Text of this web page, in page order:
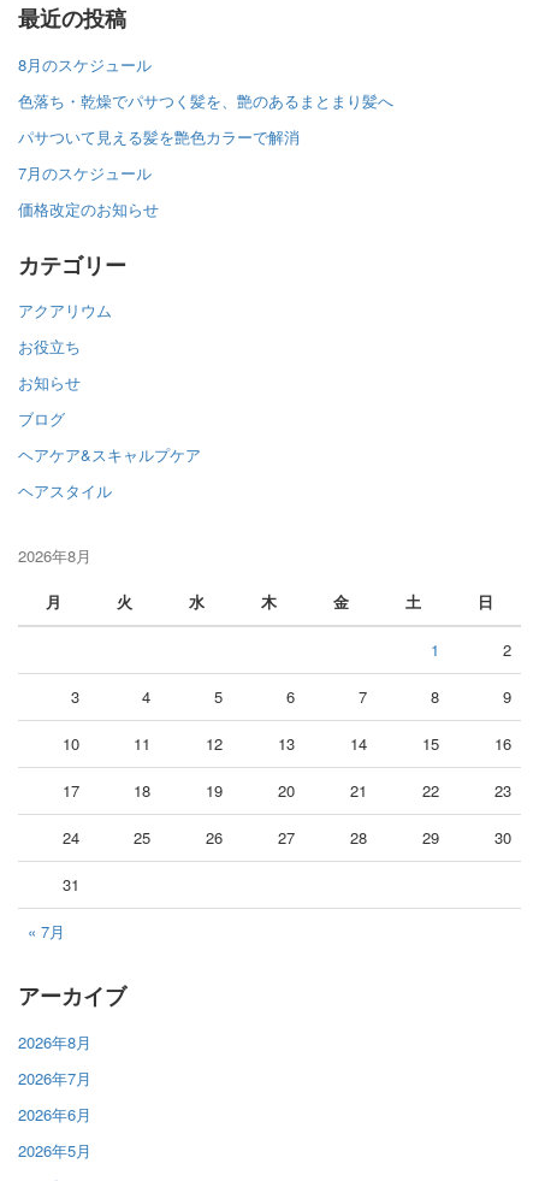
最近の投稿
8月のスケジュール
色落ち・乾燥でパサつく髪を、艶のあるまとまり髪へ
パサついて見える髪を艶色カラーで解消
7月のスケジュール
価格改定のお知らせ
カテゴリー
アクアリウム
お役立ち
お知らせ
ブログ
ヘアケア&スキャルプケア
ヘアスタイル
2026年8月
月
火 水 木 金 土 日
« 7月
1 2
3 4 5 6 7 8 9
10 11 12 13 14 15 16
17 18 19 20 21 22 23
24 25 26 27 28 29 30
31
アーカイブ
2026年8月
2026年7月
2026年6月
2026年5月